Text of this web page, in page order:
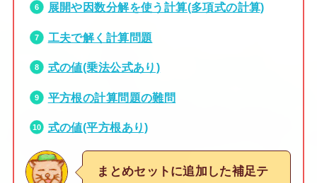
展開や因数分解を使う計算(多項式の計算)
工夫で解く計算問題
式の値(乗法公式あり)
平方根の計算問題の難問
式の値(平方根あり)
まとめセットに追加した補足テ